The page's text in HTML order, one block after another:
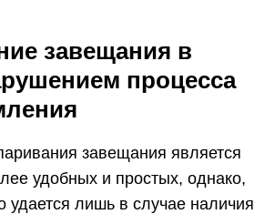
завещания в
процесса
завещания является
удобных и простых, однако,
удается лишь в случае наличия